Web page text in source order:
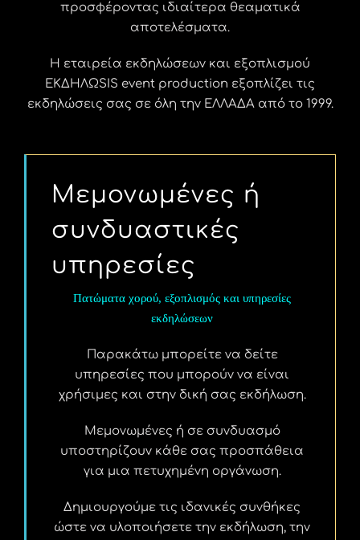
προσφέροντας ιδιαίτερα θεαματικά
αποτελέσματα.
Η εταιρεία εκδηλώσεων και εξοπλισμού
ΕΚΔΗΛΩSIS event production εξοπλίζει τις
εκδηλώσεις σας σε όλη την ΕΛΛΑΔΑ από το 1999.
Μεμονωμένες ή
συνδυαστικές
υπηρεσίες
Πατώματα χορού, εξοπλισμός και υπηρεσίες
εκδηλώσεων
Παρακάτω μπορείτε να δείτε
υπηρεσίες που μπορούν να είναι
χρήσιμες και στην δική σας εκδήλωση.
Μεμονωμένες ή σε συνδυασμό
υποστηρίζουν κάθε σας προσπάθεια
για μια πετυχημένη οργάνωση.
Δημιουργούμε τις ιδανικές συνθήκες
ώστε να υλοποιήσετε την εκδήλωση, την